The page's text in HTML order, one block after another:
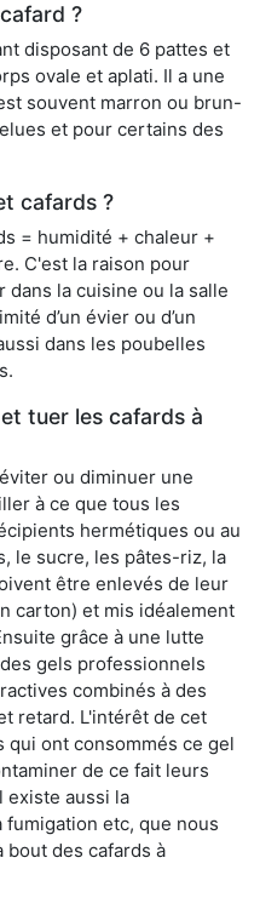
?
disposant de 6 pattes et
ovale et aplati. Il a une
souvent marron ou brun-
et pour certains des
cafards ?
= humidité + chaleur +
C'est la raison pour
la cuisine ou la salle
d’un évier ou d’un
dans les poubelles
tuer les cafards à
ou diminuer une
à ce que tous les
hermétiques ou au
le sucre, les pâtes-riz, la
être enlevés de leur
carton) et mis idéalement
grâce à une lutte
gels professionnels
combinés à des
retard. L'intérêt de cet
ont consommés ce gel
de ce fait leurs
existe aussi la
etc, que nous
des cafards à